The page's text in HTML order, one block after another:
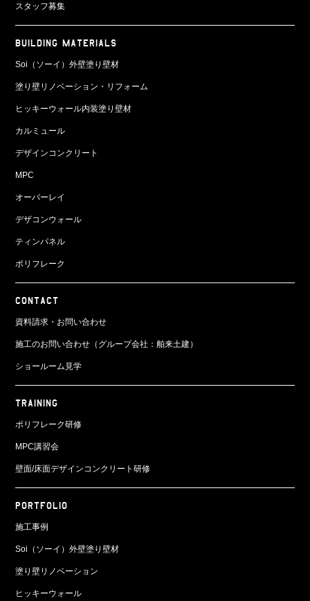
スタッフ募集
BUILDING MATERIALS
Soi（ソーイ）外壁塗り壁材
塗り壁リノベーション・リフォーム
ヒッキーウォール内装塗り壁材
カルミュール
デザインコンクリート
MPC
オーバーレイ
デザコンウォール
ティンパネル
ポリフレーク
CONTACT
資料請求・お問い合わせ
施工のお問い合わせ（グループ会社：舶来土建）
ショールーム見学
TRAINING
ポリフレーク研修
MPC講習会
壁面/床面デザインコンクリート研修
PORTFOLIO
施工事例
Soi（ソーイ）外壁塗り壁材
塗り壁リノベーション
ヒッキーウォール